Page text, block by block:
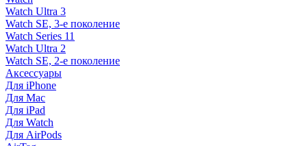
Watch Ultra 3
Watch SE, 3-е поколение
Watch Series 11
Watch Ultra 2
Watch SE, 2-е поколение
Аксессуары
Для iPhone
Для Mac
Для iPad
Для Watch
Для AirPods